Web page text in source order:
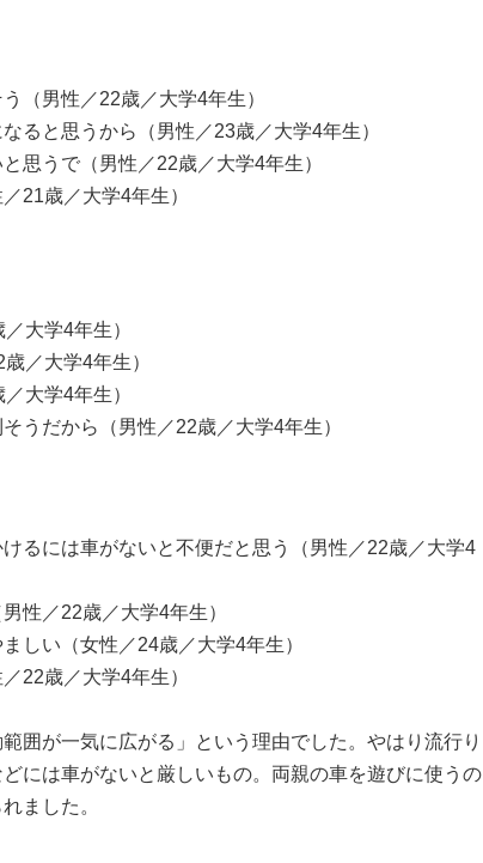
（男性／22歳／大学4年生）
ると思うから（男性／23歳／大学4年生）
思うで（男性／22歳／大学4年生）
21歳／大学4年生）
大学4年生）
／大学4年生）
大学4年生）
うだから（男性／22歳／大学4年生）
るには車がないと不便だと思う（男性／22歳／大学4
性／22歳／大学4年生）
しい（女性／24歳／大学4年生）
22歳／大学4年生）
囲が一気に広がる」という理由でした。やはり流行り
には車がないと厳しいもの。両親の車を遊びに使うの
ました。